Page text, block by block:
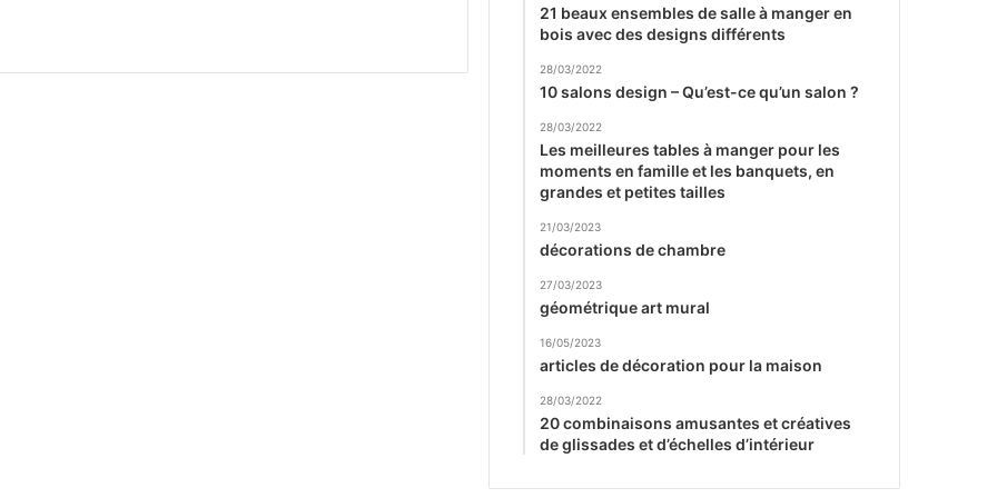
21 beaux ensembles de salle à manger en
bois avec des designs différents
28/03/2022
10 salons design – Qu’est-ce qu’un salon ?
28/03/2022
Les meilleures tables à manger pour les
moments en famille et les banquets, en
grandes et petites tailles
21/03/2023
décorations de chambre
27/03/2023
géométrique art mural
16/05/2023
articles de décoration pour la maison
28/03/2022
20 combinaisons amusantes et créatives
de glissades et d’échelles d’intérieur